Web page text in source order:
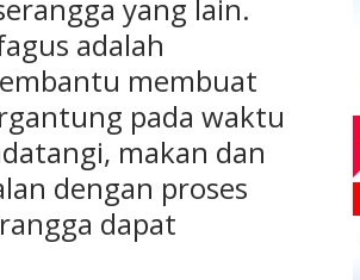
yang lain.
adalah
membuat
pada waktu
makan dan
dengan proses
dapat